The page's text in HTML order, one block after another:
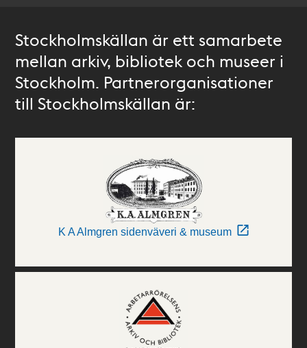
Stockholmskällan är ett samarbete
mellan arkiv, bibliotek och museer i
Stockholm. Partnerorganisationer
till Stockholmskällan är:
K A Almgren sidenväveri & museum